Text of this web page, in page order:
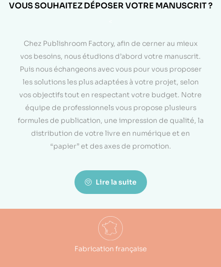
VOUS SOUHAITEZ DÉPOSER VOTRE MANUSCRIT ?
Chez Publishroom Factory, afin de cerner au mieux
vos besoins, nous étudions d’abord votre manuscrit.
Puis nous échangeons avec vous pour vous proposer
les solutions les plus adaptées à votre projet, selon
vos objectifs tout en respectant votre budget. Notre
équipe de professionnels vous propose plusieurs
formules de publication, une impression de qualité, la
distribution de votre livre en numérique et en
“papier” et des axes de promotion.
Lire la suite
Fabrication française